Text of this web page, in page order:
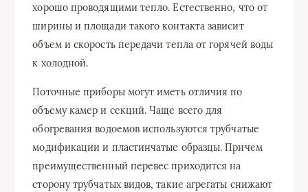
хорошо проводящими тепло. Естественно, что от
ширины и площади такого контакта зависит
объем и скорость передачи тепла от горячей воды
к холодной.
Поточные приборы могут иметь отличия по
объему камер и секций. Чаще всего для
обогревания водоемов используются трубчатые
модификации и пластинчатые образцы. Причем
преимущественный перевес приходится на
сторону трубчатых видов, такие агрегаты снижают